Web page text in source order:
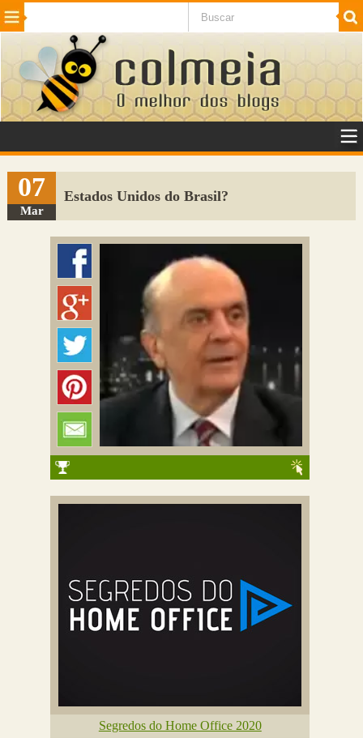
Beleza Cinema e TV
Internet Jogos NotÃ­cias SaÃºde
VeÃ­culos Adulto
Sugerir Link
Adicionar Blog
Colmeia Exchange
07
Mar
Estados Unidos do Brasil?
Segredos do Home Office 2020